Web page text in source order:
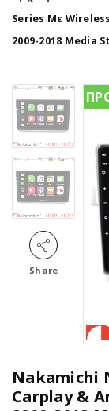
Series Με
2009-2018 Media
Share
Nakamichi
Carplay &